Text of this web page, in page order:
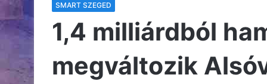
SMART SZEGED
1,4 milliárdból
megváltozik